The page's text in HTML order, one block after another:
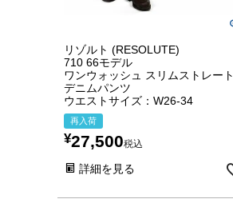
リゾルト (RESOLUTE)
710 66モデル
ワンウォッシュ スリムストレート
デニムパンツ
ウエストサイズ：W26-34
再入荷
¥27,500税込
詳細を見る